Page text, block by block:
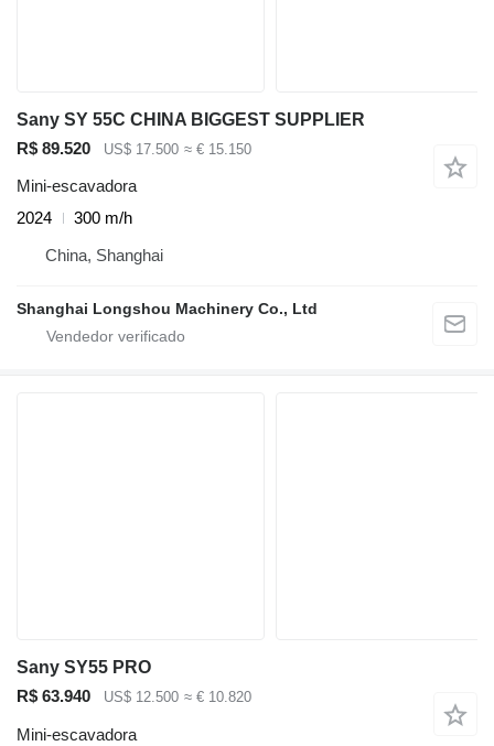
Sany SY 55C CHINA BIGGEST SUPPLIER
R$ 89.520
US$ 17.500 ≈ € 15.150
Mini-escavadora
2024
300 m/h
China, Shanghai
Shanghai Longshou Machinery Co., Ltd
Sany SY55 PRO
R$ 63.940
US$ 12.500 ≈ € 10.820
Mini-escavadora